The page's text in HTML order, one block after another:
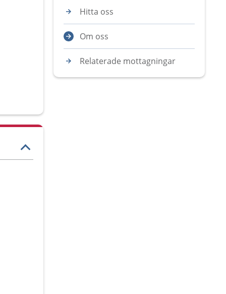
Hitta oss
Om oss
Relaterade mottagningar